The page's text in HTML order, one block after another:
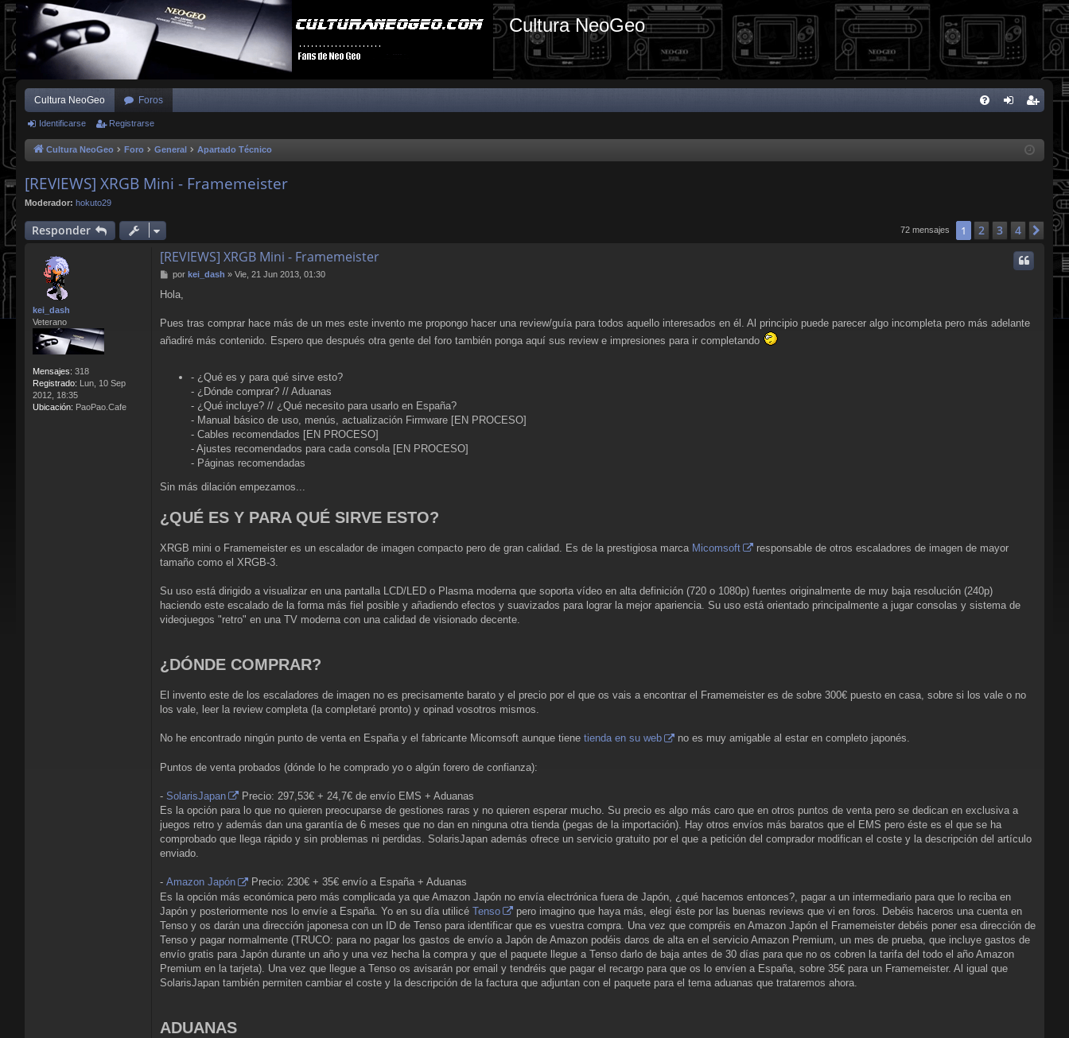
Cultura NeoGeo
Cultura NeoGeo Foros
se
ist
e
Identificarse Registrarse
Cultura NeoGeo Foro General Apartado Técnico
[REVIEWS] XRGB Mini - Framemeister
Moderador: hokuto29
Responder 72 mensajes 1 2 3 4
kei_dash
Veterano
Mensajes: 318
Registrado: Lun, 10 Sep
2012, 18:35
Ubicación: PaoPao.Cafe
[REVIEWS] XRGB Mini - Framemeister
M
n
a
e
por kei_dash » Vie, 21 Jun 2013, 01:30
Hola,
Pues tras comprar hace más de un mes este invento me propongo hacer una review/guía para todos aquello interesados en él. Al principio puede parecer algo incompleta pero más adelante
añadiré más contenido. Espero que después otra gente del foro también ponga aquí sus review e impresiones para ir completando
- ¿Qué es y para qué sirve esto?
- ¿Dónde comprar? // Aduanas
- ¿Qué incluye? // ¿Qué necesito para usarlo en España?
- Manual básico de uso, menús, actualización Firmware [EN PROCESO]
- Cables recomendados [EN PROCESO]
- Ajustes recomendados para cada consola [EN PROCESO]
- Páginas recomendadas
Sin más dilación empezamos...
¿QUÉ ES Y PARA QUÉ SIRVE ESTO?
XRGB mini o Framemeister es un escalador de imagen compacto pero de gran calidad. Es de la prestigiosa marca Micomsoft
responsable de otros escaladores de imagen de mayor
tamaño como el XRGB-3.
Su uso está dirigido a visualizar en una pantalla LCD/LED o Plasma moderna que soporta vídeo en alta definición (720 o 1080p) fuentes originalmente de muy baja resolución (240p)
haciendo este escalado de la forma más fiel posible y añadiendo efectos y suavizados para lograr la mejor apariencia. Su uso está orientado principalmente a jugar consolas y sistema de
videojuegos "retro" en una TV moderna con una calidad de visionado decente.
¿DÓNDE COMPRAR?
El invento este de los escaladores de imagen no es precisamente barato y el precio por el que os vais a encontrar el Framemeister es de sobre 300€ puesto en casa, sobre si los vale o no
los vale, leer la review completa (la completaré pronto) y opinad vosotros mismos.
No he encontrado ningún punto de venta en España y el fabricante Micomsoft aunque tiene tienda en su web no es muy amigable al estar en completo japonés.
Puntos de venta probados (dónde lo he comprado yo o algún forero de confianza):
- SolarisJapan
Precio: 297,53€ + 24,7€ de envío EMS + Aduanas
Es la opción para lo que no quieren preocuparse de gestiones raras y no quieren esperar mucho. Su precio es algo más caro que en otros puntos de venta pero se dedican en exclusiva a
juegos retro y además dan una garantía de 6 meses que no dan en ninguna otra tienda (pegas de la importación). Hay otros envíos más baratos que el EMS pero éste es el que se ha
comprobado que llega rápido y sin problemas ni perdidas. SolarisJapan además ofrece un servicio gratuito por el que a petición del comprador modifican el coste y la descripción del artículo
enviado.
- Amazon Japón
Precio: 230€ + 35€ envío a España + Aduanas
Es la opción más económica pero más complicada ya que Amazon Japón no envía electrónica fuera de Japón, ¿qué hacemos entonces?, pagar a un intermediario para que lo reciba en
Japón y posteriormente nos lo envíe a España. Yo en su día utilicé Tenso
pero imagino que haya más, elegí éste por las buenas reviews que vi en foros. Debéis haceros una cuenta en
Tenso y os darán una dirección japonesa con un ID de Tenso para identificar que es vuestra compra. Una vez que compréis en Amazon Japón el Framemeister debéis poner esa dirección de
Tenso y pagar normalmente (TRUCO: para no pagar los gastos de envío a Japón de Amazon podéis daros de alta en el servicio Amazon Premium, un mes de prueba, que incluye gastos de
envío gratis para Japón durante un año y una vez hecha la compra y que el paquete llegue a Tenso darlo de baja antes de 30 días para que no os cobren la tarifa del todo el año Amazon
Premium en la tarjeta). Una vez que llegue a Tenso os avisarán por email y tendréis que pagar el recargo para que os lo envíen a España, sobre 35€ para un Framemeister. Al igual que
SolarisJapan también permiten cambiar el coste y la descripción de la factura que adjuntan con el paquete para el tema aduanas que trataremos ahora.
ADUANAS